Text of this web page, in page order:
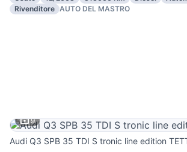
Rivenditore AUTO DEL MASTRO
9
Audi Q3 SPB 35 TDI S tronic line edition